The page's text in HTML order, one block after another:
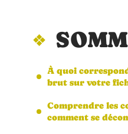
À quoi
brut sur votre
Comprendre les
comment se